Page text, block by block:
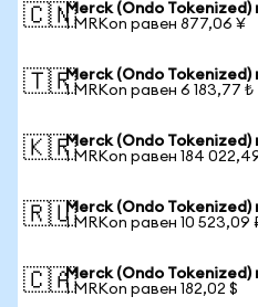
🇨🇳Merck (Ondo
1 MRKon равен 877,06 ¥
🇹🇷Merck (Ondo Tokenized)
1 MRKon равен 6 183,77 ₺
🇰🇷Merck (Ondo
1 MRKon равен 184
🇷🇺Merck (Ondo Tokenized)
1 MRKon равен 10 523,09
🇨🇦Merck (Ondo
1 MRKon равен 182,02 $